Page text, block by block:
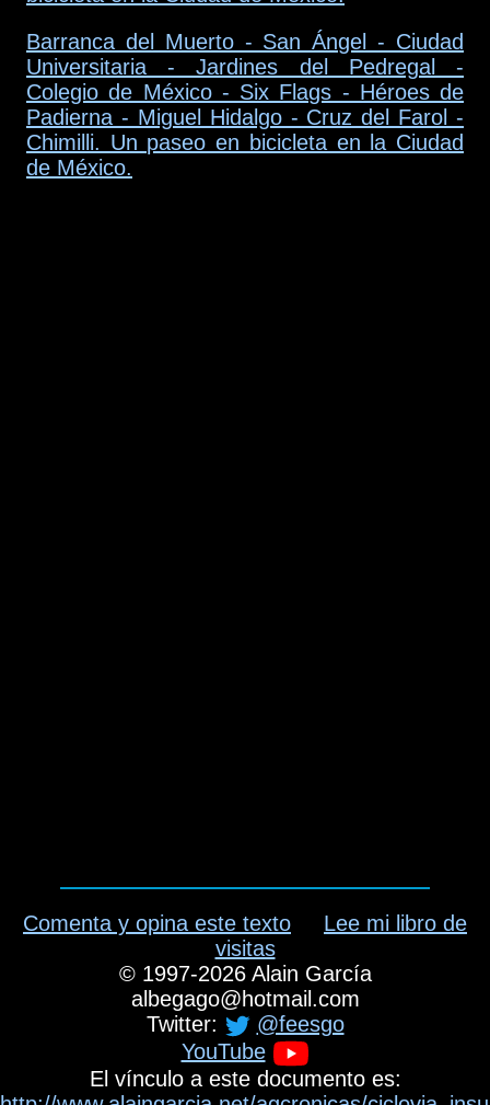
Barranca del Muerto - San Ángel - Ciudad
Universitaria - Jardines del Pedregal -
Colegio de México - Six Flags - Héroes de
Padierna - Miguel Hidalgo - Cruz del Farol -
Chimilli. Un paseo en bicicleta en la Ciudad
de México.
Comenta y opina este texto
Lee mi libro de
visitas
©1997-2026 Alain García
albegago@hotmail.com
Twitter:
@feesgo
YouTube
El vínculo a este documento es: